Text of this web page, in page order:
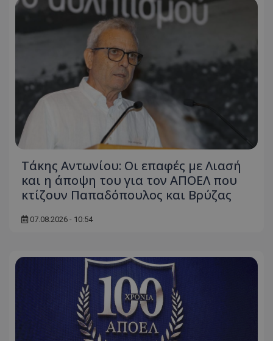
Τάκης Αντωνίου: Οι επαφές με Λιασή
και η άποψη του για τον ΑΠΟΕΛ που
κτίζουν Παπαδόπουλος και Βρύζας
07.08.2026 - 10:54